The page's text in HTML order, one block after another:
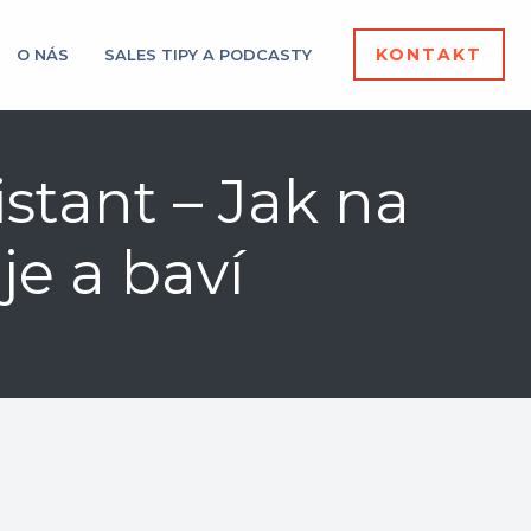
O NÁS SALES TIPY A PODCASTY KONTAKT
– Jak na
a baví